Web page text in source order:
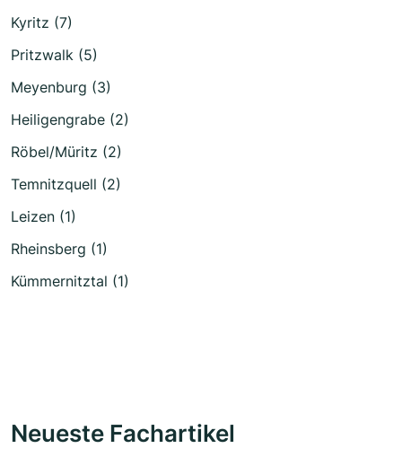
Kyritz (7)
Pritzwalk (5)
Meyenburg (3)
Heiligengrabe (2)
Röbel/Müritz (2)
Temnitzquell (2)
Leizen (1)
Rheinsberg (1)
Kümmernitztal (1)
Neueste Fachartikel